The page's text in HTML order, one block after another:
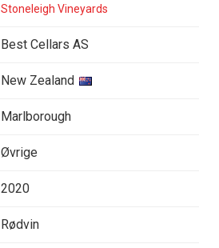
Stoneleigh Vineyards
Best Cellars AS
New Zealand
Marlborough
Øvrige
2020
Rødvin